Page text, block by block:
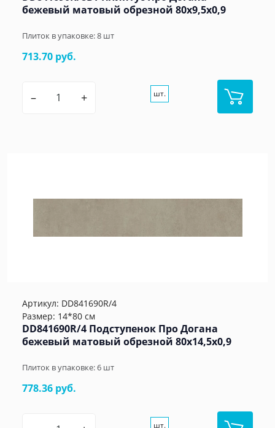
бежевый матовый обрезной 80x9,5x0,9
Плиток в упаковке:8 шт
713.70 руб.
– + шт.
Артикул: DD841690R/4
Размер: 14*80 см
DD841690R/4 Подступенок Про Догана
бежевый матовый обрезной 80x14,5x0,9
Плиток в упаковке:6 шт
778.36 руб.
шт.